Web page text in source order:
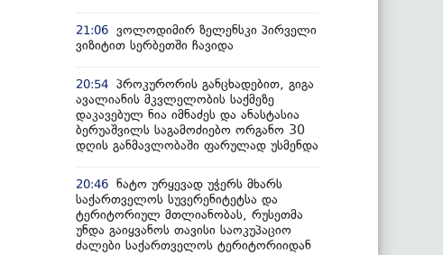
21:06 ვოლოდიმირ ზელენსკი პირველი
ვიზიტით სერბეთში ჩავიდა
20:54 პროკურორის განცხადებით, გიგა
ავალიანის მკვლელობის საქმეზე
დაკავებულ ნია იმნაძეს და ანასტასია
ბერუაშვილს საგამოძიებო ორგანო 30
დღის განმავლობაში ფარულად უსმენდა
20:46 ნატო ურყევად უჭერს მხარს
საქართველოს სუვერენიტეტსა და
ტერიტორიულ მთლიანობას, რუსეთმა
უნდა გაიყვანოს თავისი საოკუპაციო
ძალები საქართველოს ტერიტორიიდან